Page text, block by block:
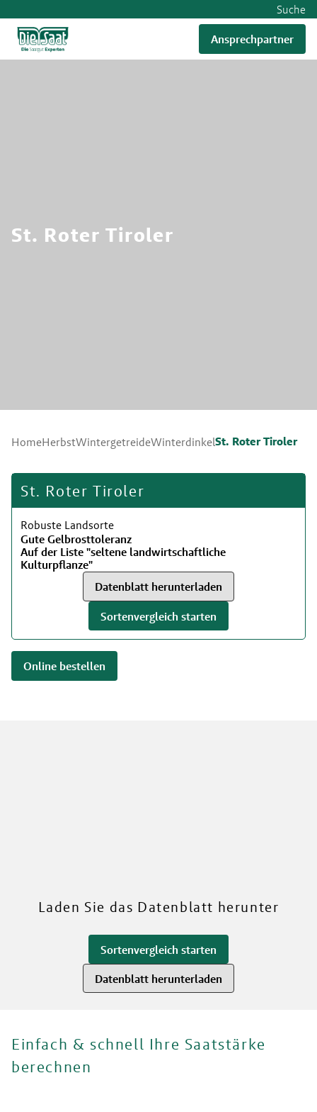
Suche
Ansprechpartner
St. Roter Tiroler
HomeHerbstWintergetreideWinterdinkelSt. Roter Tiroler
St. Roter Tiroler
Robuste Landsorte
Gute Gelbrosttoleranz
Auf der Liste "seltene landwirtschaftliche
Kulturpflanze"
Datenblatt herunterladen
Sortenvergleich starten
Online bestellen
Mehr über unsere Sorten
Laden Sie das Datenblatt herunter
Sortenvergleich starten
Datenblatt herunterladen
Einfach & schnell Ihre Saatstärke
berechnen